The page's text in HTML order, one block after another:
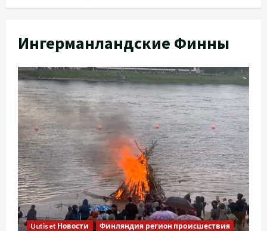
Ингерманландские Финны
Uutiset Новости Финляндия регион происшествия